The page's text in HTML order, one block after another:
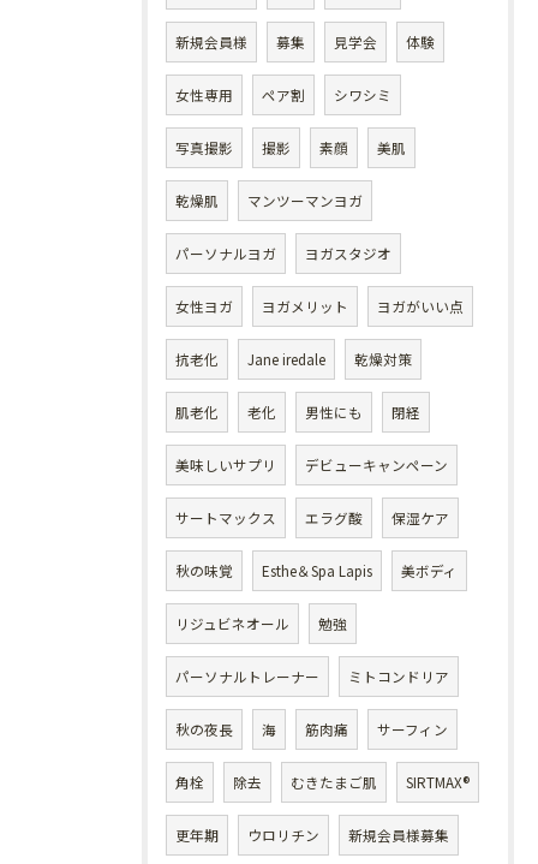
新規会員様 募集 見学会 体験
女性専用 ペア割 シワシミ
写真撮影 撮影 素顔 美肌
乾燥肌 マンツーマンヨガ
パーソナルヨガ ヨガスタジオ
女性ヨガ ヨガメリット ヨガがいい点
抗老化 Jane iredale 乾燥対策
肌老化 老化 男性にも 閉経
美味しいサプリ デビューキャンペーン
サートマックス エラグ酸 保湿ケア
秋の味覚 Esthe＆Spa Lapis 美ボディ
リジュビネオール 勉強
パーソナルトレーナー ミトコンドリア
秋の夜長 海 筋肉痛 サーフィン
角栓 除去 むきたまご肌 SIRTMAX®
更年期 ウロリチン 新規会員様募集